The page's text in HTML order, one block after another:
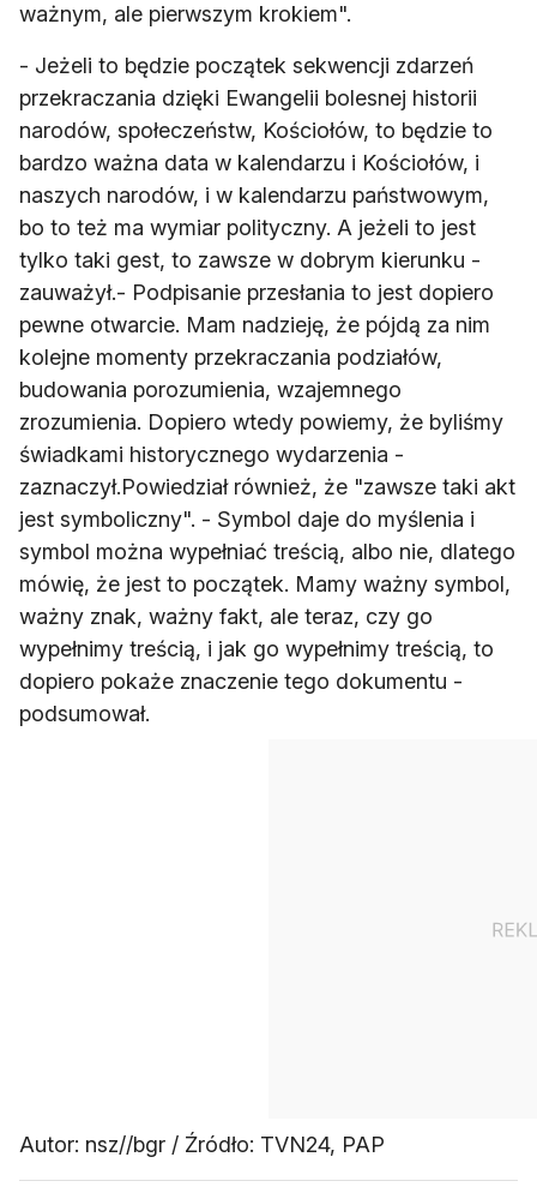
ważnym, ale pierwszym krokiem".
- Jeżeli to będzie początek sekwencji zdarzeń
przekraczania dzięki Ewangelii bolesnej historii
narodów, społeczeństw, Kościołów, to będzie to
bardzo ważna data w kalendarzu i Kościołów, i
naszych narodów, i w kalendarzu państwowym,
bo to też ma wymiar polityczny. A jeżeli to jest
tylko taki gest, to zawsze w dobrym kierunku -
zauważył.- Podpisanie przesłania to jest dopiero
pewne otwarcie. Mam nadzieję, że pójdą za nim
kolejne momenty przekraczania podziałów,
budowania porozumienia, wzajemnego
zrozumienia. Dopiero wtedy powiemy, że byliśmy
świadkami historycznego wydarzenia -
zaznaczył.Powiedział również, że "zawsze taki akt
jest symboliczny". - Symbol daje do myślenia i
symbol można wypełniać treścią, albo nie, dlatego
mówię, że jest to początek. Mamy ważny symbol,
ważny znak, ważny fakt, ale teraz, czy go
wypełnimy treścią, i jak go wypełnimy treścią, to
dopiero pokaże znaczenie tego dokumentu -
podsumował.
Autor: nsz//bgr / Źródło: TVN24, PAP